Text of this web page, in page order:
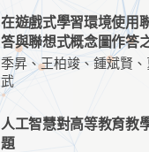
在遊戲式學習環境使用
答與聯想式概念圖作答
季昇、王柏竣、鍾斌賢
武
人工智慧對高等教育教
題